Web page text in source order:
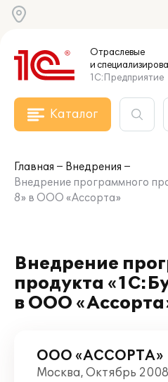
Отраслевые
и
1С:Предприятие
Каталог
Главная
Внедрения
Внедрение программного
8» в ООО «Ассорта»
Внедрение
продукта
в ООО
ООО «АССОРТА»
Москва, Октябрь 2008